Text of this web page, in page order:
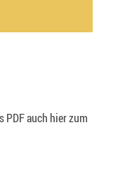
PDF auch hier zum